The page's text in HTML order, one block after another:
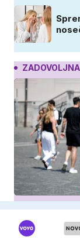
ZADOVOLJNA